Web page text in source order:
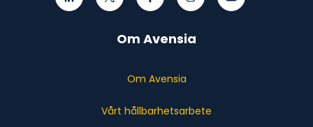
Om Avensia
Om Avensia
Vårt hållbarhetsarbete